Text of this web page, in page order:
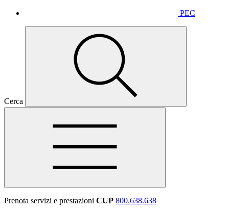
PEC
Cerca
Prenota servizi e prestazioni CUP 800.638.638